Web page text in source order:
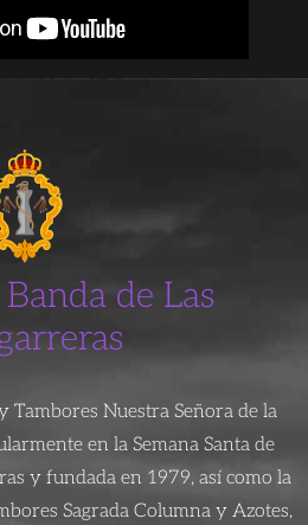
de Las
Tambores Nuestra Señora de la
en la Semana Santa de
y fundada en 1979, así como la
Sagrada Columna y Azotes,